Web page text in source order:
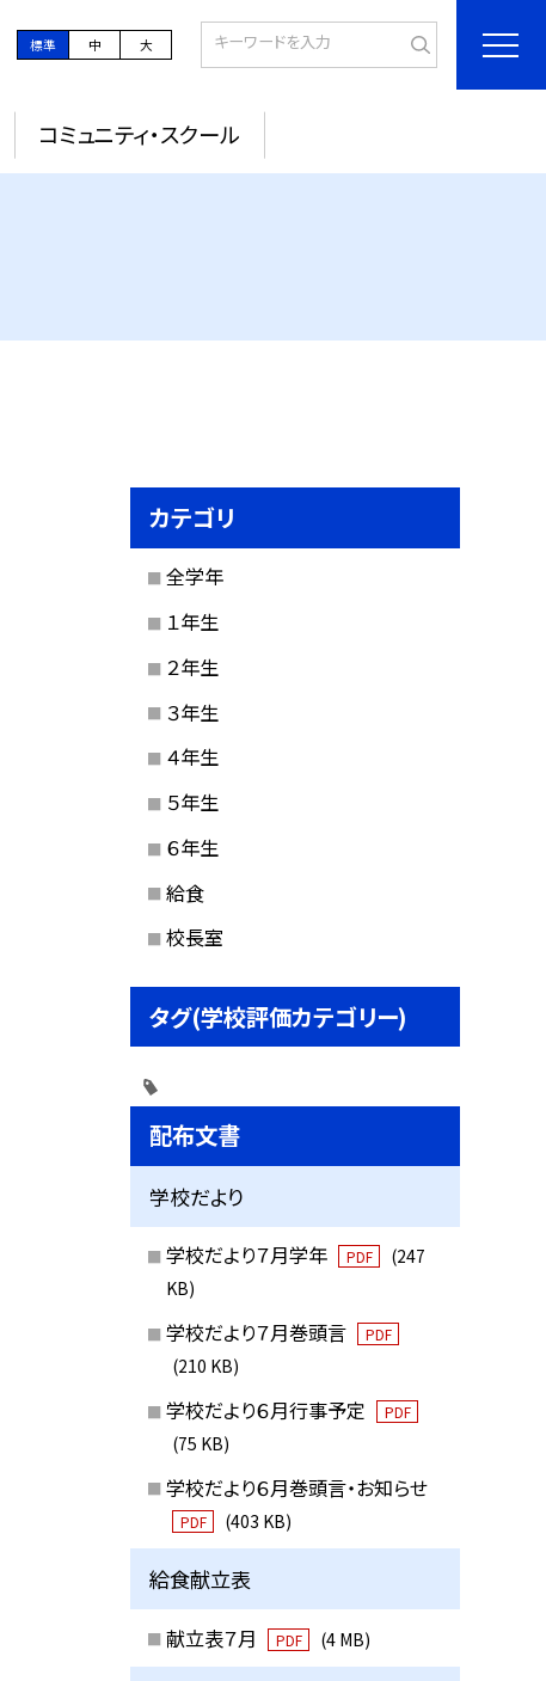
標準 中 大
コミュニティ・スクール
カテゴリ
全学年
１年生
２年生
３年生
４年生
５年生
６年生
給食
校長室
タグ(学校評価カテゴリー)
配布文書
学校だより
学校だより７月学年 PDF
(247
KB)
学校だより７月巻頭言 PDF
(210 KB)
学校だより６月行事予定 PDF
(75 KB)
学校だより６月巻頭言・お知らせ
PDF (403 KB)
給食献立表
献立表７月 PDF (4 MB)